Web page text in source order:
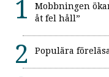
Mobbningen
åt fel håll”
Populära